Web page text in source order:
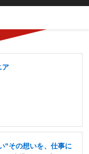
ア
"その想いを、仕事に